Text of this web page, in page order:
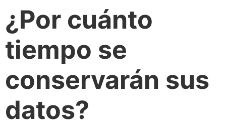
¿Por cuánto
tiempo se
conservarán sus
datos?